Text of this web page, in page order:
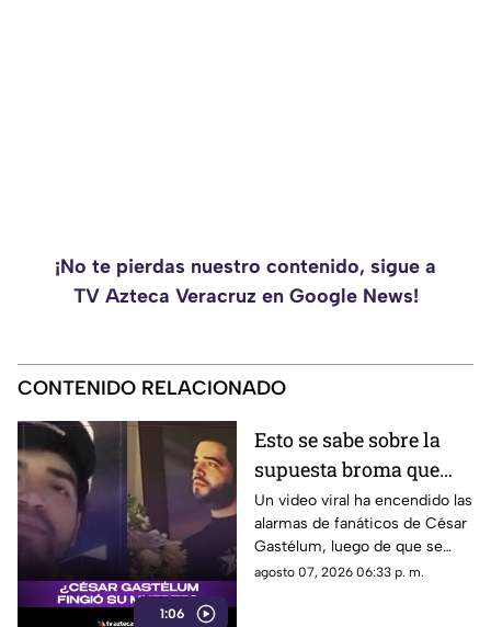
¡No te pierdas nuestro contenido, sigue a
TV Azteca Veracruz en Google News!
CONTENIDO RELACIONADO
1:06
Esto se sabe sobre la
supuesta broma que
César Gastélum habría
hecho sobre su muerte
Un video viral ha encendido las
alarmas de fanáticos de César
Gastélum, luego de que se
comentara a especular que su
agosto 07, 2026 06:33 p. m.